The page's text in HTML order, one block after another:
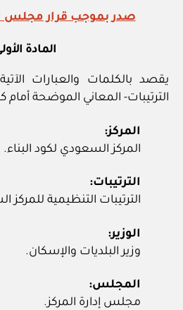
صدر بموجب قرار مجلس
المادة
يقصد بالكلمات والعبارات
الترتيبات‏- المعاني الموضحة أمام
المركز:
المركز السعودي لكود البناء.
الترتيبات:
الترتيبات التنظيمية للمركز
الوزير:
وزير البلديات والإسكان.
المجلس:
مجلس إدارة المركز.